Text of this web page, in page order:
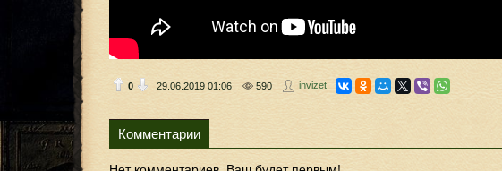
0 29.06.2019 01:06 590 invizet
Комментарии